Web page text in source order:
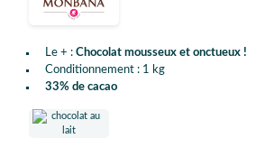
Le + : Chocolat mousseux et onctueux !
Conditionnement : 1 kg
33% de cacao